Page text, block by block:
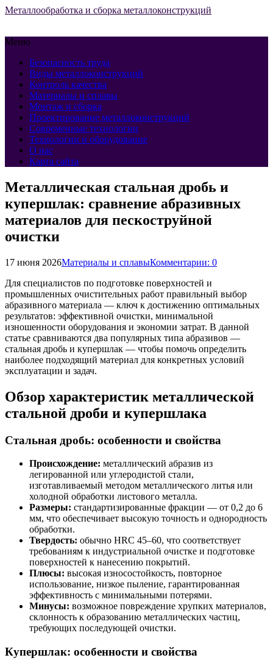
Металлообработка и сборка металлоконструкций
Меню
Безопасность труда
Виды металлоконструкций
Контроль качества
Материалы и сплавы
Монтаж и сборка
Проектирование металлоконструкций
Современные технологии
Технологии и оборудование
О нас
Карта сайта
Металлическая стальная дробь и
купершлак: сравнение абразивных
материалов для пескоструйной
очистки
17 июня 2026Материалы и сплавыКомментарии: 0
Для специалистов по подготовке поверхностей и
промышленных очистительных работ правильный выбор
абразивного материала — ключ к достижению оптимальных
результатов: эффективной очистки, минимальной
изношенности оборудования и экономии затрат. В данной
статье сравниваются два популярных типа абразивов —
стальная дробь и купершлак — чтобы помочь определить
наиболее подходящий материал для конкретных условий
эксплуатации и задач.
Обзор характеристик металлической
стальной дроби и купершлака
Стальная дробь: особенности и свойства
Происхождение: металлический абразив из
легированной или углеродистой стали,
изготавливаемый методом металлического литья или
холодной обработки листового металла.
Размеры: стандартизированные фракции — от 0,2 до 6
мм, что обеспечивает высокую точность и однородность
обработки.
Твердость: обычно HRC 45–60, что соответствует
требованиям к индустриальной очистке и подготовке
поверхностей к нанесению покрытий.
Плюсы: высокая износостойкость, повторное
использование, низкое пыление, гарантированная
эффективность с минимальными потерями.
Минусы: возможное повреждение хрупких материалов,
склонность к образованию металлических частиц,
требующих последующей очистки.
Купершлак: особенности и свойства